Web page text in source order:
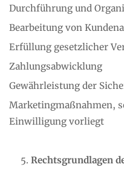
Durchführung und
Bearbeitung von
Erfüllung gesetzlicher
Zahlungsabwicklung
Gewährleistung der
Marketingmaßnahmen,
Einwilligung vorliegt
Rechtsgrundlagen